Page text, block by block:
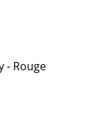
- Rouge